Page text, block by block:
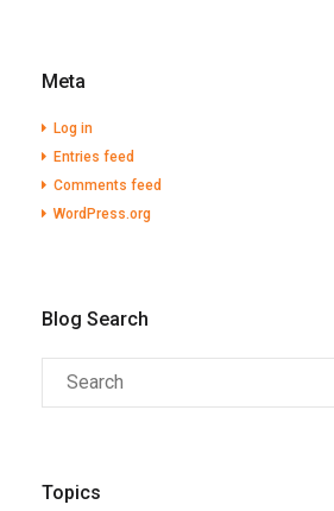
Meta
Log in
Entries feed
Comments feed
WordPress.org
Blog Search
Topics